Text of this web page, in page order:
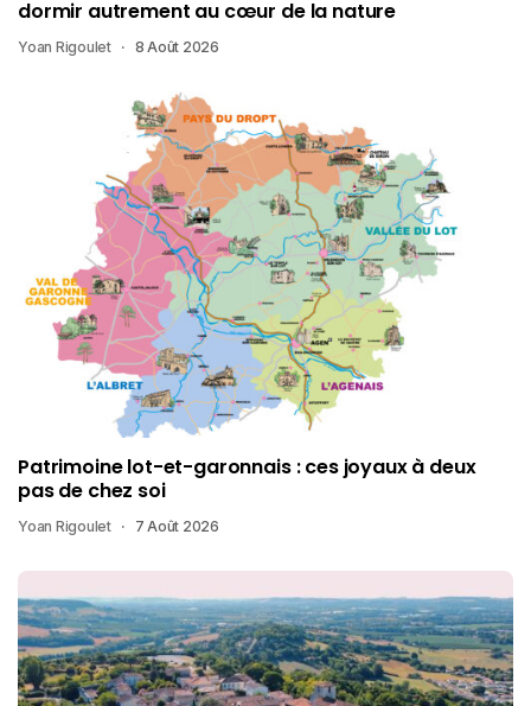
dormir autrement au cœur de la nature
Yoan Rigoulet 8 Août 2026
Patrimoine lot-et-garonnais : ces joyaux à deux
pas de chez soi
Yoan Rigoulet 7 Août 2026